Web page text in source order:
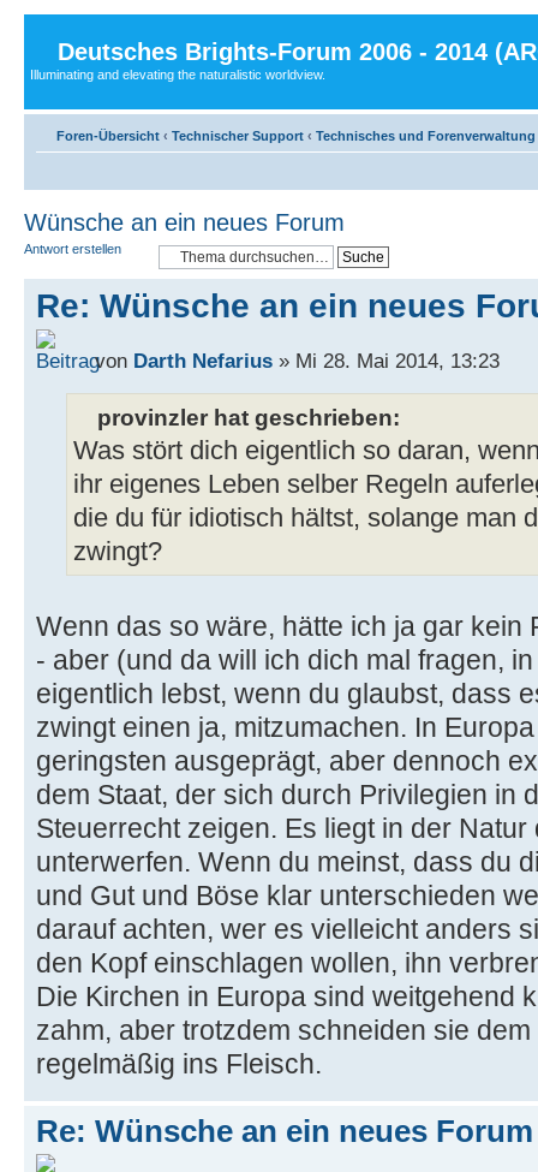
Deutsches Brights-Forum 2006 - 2014
Illuminating and elevating the naturalistic worldview.
Foren-Übersicht ‹ Technischer Support ‹ Technisches und Forenverwaltung
Wünsche an ein neues Forum
Antwort erstellen
Re: Wünsche an ein neues
von Darth Nefarius » Mi 28. Mai 2014, 13:23
provinzler hat geschrieben:
Was stört dich eigentlich so daran,
ihr eigenes Leben selber Regeln
die du für idiotisch hältst, solange man
zwingt?
Wenn das so wäre, hätte ich ja gar kein
- aber (und da will ich dich mal fragen,
eigentlich lebst, wenn du glaubst, dass
zwingt einen ja, mitzumachen. In
geringsten ausgeprägt, aber dennoch
dem Staat, der sich durch Privilegien in
Steuerrecht zeigen. Es liegt in der
unterwerfen. Wenn du meinst, dass du
und Gut und Böse klar unterschieden
darauf achten, wer es vielleicht anders
den Kopf einschlagen wollen, ihn
Die Kirchen in Europa sind weitgehend
zahm, aber trotzdem schneiden sie
regelmäßig ins Fleisch.
Re: Wünsche an ein neues Forum